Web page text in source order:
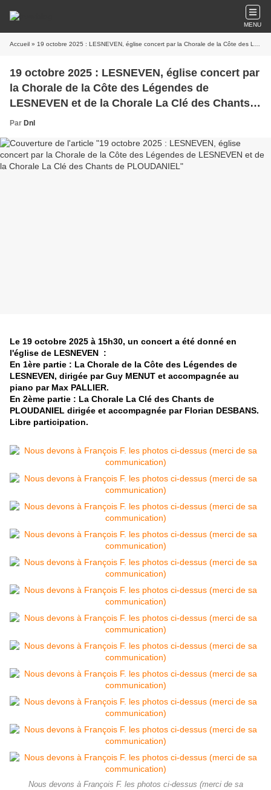
MENU
Accueil » 19 octobre 2025 : LESNEVEN, église concert par la Chorale de la Côte des Légendes de LESNEVEN et de la Chorale La Clé des Chants de PLOUDANIEL
19 octobre 2025 : LESNEVEN, église concert par
la Chorale de la Côte des Légendes de
LESNEVEN et de la Chorale La Clé des Chants
de PLOUDANIEL
Par Dnl
Le 19 octobre 2025 à 15h30, un concert a été donné en
l'église de LESNEVEN :
En 1ère partie : La Chorale de la Côte des Légendes de
LESNEVEN, dirigée par Guy MENUT et accompagnée au
piano par Max PALLIER.
En 2ème partie : La Chorale La Clé des Chants de
PLOUDANIEL dirigée et accompagnée par Florian DESBANS.
Libre participation.
Nous devons à François F. les photos ci-dessus (merci de sa